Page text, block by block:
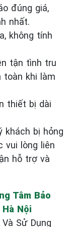
đúng giá,
nhất.
không tính
tận tình tru
toàn khi làm
thiết bị dài
khách bị hỏng
vui lòng liên
hỗ trợ và
Tâm Bảo
Nội
Sử Dụng